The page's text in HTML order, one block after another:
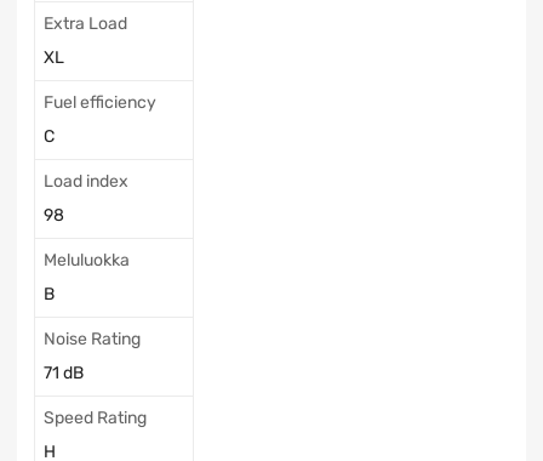
Extra Load
XL
Fuel efficiency
C
Load index
98
Meluluokka
B
Noise Rating
71 dB
Speed Rating
H